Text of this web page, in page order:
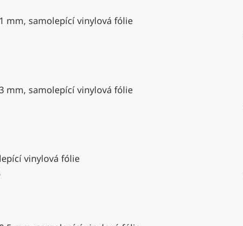
mm, samolepící vinylová fólie
mm, samolepící vinylová fólie
vinylová fólie